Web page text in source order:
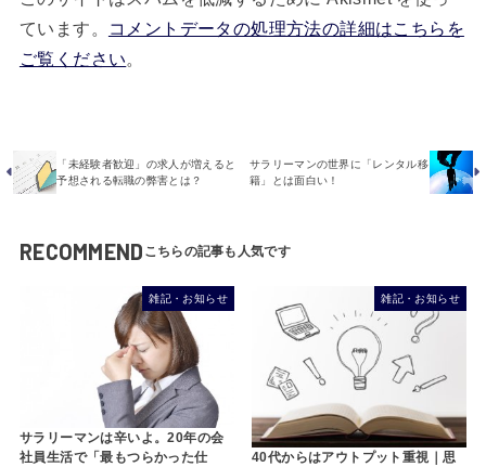
ています。
コメントデータの処理方法の詳細はこちらを
ご覧ください。
「未経験者歓迎」の求人が増えると
予想される転職の弊害とは？
サラリーマンの世界に「レンタル移
籍」とは面白い！
RECOMMEND
雑記・お知らせ
サラリーマンは辛いよ。20年の会
社員生活で「最もつらかった仕
雑記・お知らせ
40代からはアウトプット重視｜思